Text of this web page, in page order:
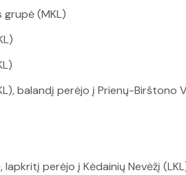
grupė (MKL)
balandį perėjo į Prienų-Birštono
lapkritį perėjo į Kėdainių Nevėžį